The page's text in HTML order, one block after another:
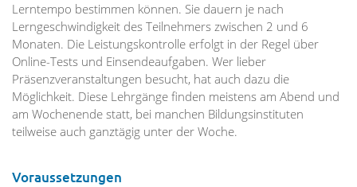
Lerntempo bestimmen können. Sie dauern je nach
Lerngeschwindigkeit des Teilnehmers zwischen 2 und 6
Monaten. Die Leistungskontrolle erfolgt in der Regel über
Online-Tests und Einsendeaufgaben. Wer lieber
Präsenzveranstaltungen besucht, hat auch dazu die
Möglichkeit. Diese Lehrgänge finden meistens am Abend und
am Wochenende statt, bei manchen Bildungsinstituten
teilweise auch ganztägig unter der Woche.
Voraussetzungen